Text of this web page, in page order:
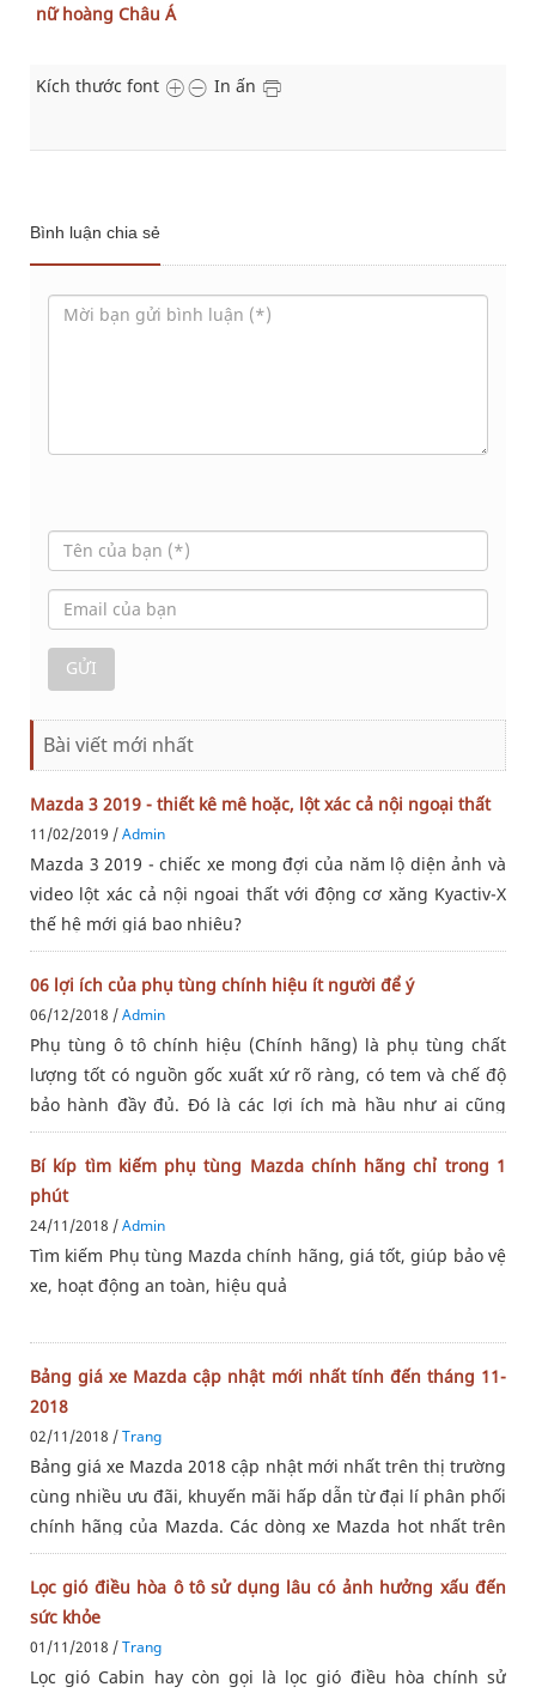
nữ hoàng Châu Á
Kích thước font In ấn
Bình luận chia sẻ
Bài viết mới nhất
Mazda 3 2019 - thiết kê mê hoặc, lột xác cả nội ngoại thất
11/02/2019 /Admin
Mazda 3 2019 - chiếc xe mong đợi của năm lộ diện ảnh và
video lột xác cả nội ngoai thất với động cơ xăng Kyactiv-X
thế hệ mới giá bao nhiêu?
06 lợi ích của phụ tùng chính hiệu ít người để ý
06/12/2018 /Admin
Phụ tùng ô tô chính hiệu (Chính hãng) là phụ tùng chất
lượng tốt có nguồn gốc xuất xứ rõ ràng, có tem và chế độ
bảo hành đầy đủ. Đó là các lợi ích mà hầu như ai cũng
biết. Nhưng 06 lợi ích sau đây, có thể bạn chưa chú ý đến.
Bí kíp tìm kiếm phụ tùng Mazda chính hãng chỉ trong 1
phút
24/11/2018 /Admin
Tìm kiếm Phụ tùng Mazda chính hãng, giá tốt, giúp bảo vệ
xe, hoạt động an toàn, hiệu quả
Bảng giá xe Mazda cập nhật mới nhất tính đến tháng 11-
2018
02/11/2018 /Trang
Bảng giá xe Mazda 2018 cập nhật mới nhất trên thị trường
cùng nhiều ưu đãi, khuyến mãi hấp dẫn từ đại lí phân phối
chính hãng của Mazda. Các dòng xe Mazda hot nhất trên
thị trường. Mazda 3, Mazda 6, Mazda CX-5, Mazda BT-50,
… Cụ thể,
Lọc gió điều hòa ô tô sử dụng lâu có ảnh hưởng xấu đến
sức khỏe
01/11/2018 /Trang
Lọc gió Cabin hay còn gọi là lọc gió điều hòa chính sử